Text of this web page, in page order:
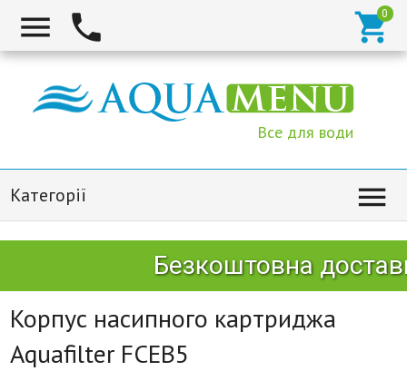
  
Все для води
Категорії 
Безкоштовна
Корпус насипного картриджа
Aquafilter FCEB5